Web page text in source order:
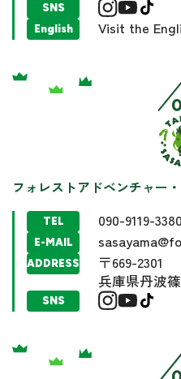
SNS
English
Visit the
フォレストアドベンチャー
TEL 090-9119-3380
E-MAIL
ADDRESS
〒669-2301
兵庫県丹波
SNS